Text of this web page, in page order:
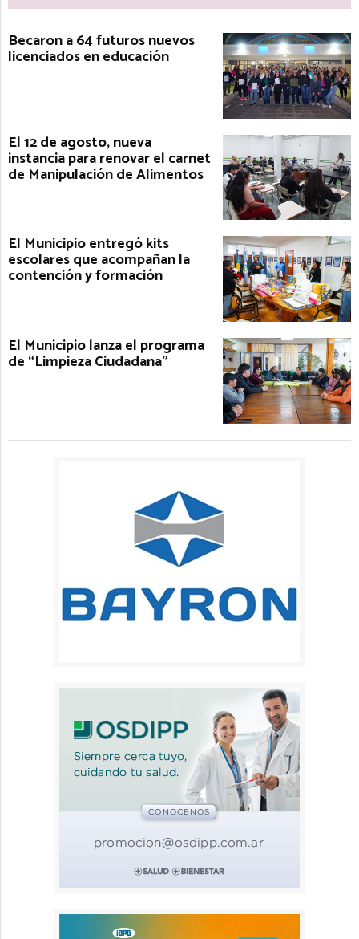
Becaron a 64 futuros nuevos
licenciados en educación
El 12 de agosto, nueva
instancia para renovar el carnet
de Manipulación de Alimentos
El Municipio entregó kits
escolares que acompañan la
contención y formación
El Municipio lanza el programa
de “Limpieza Ciudadana”